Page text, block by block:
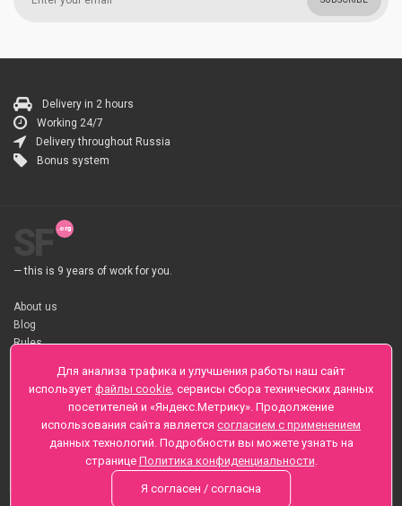
Delivery in 2 hours
Working 24/7
Delivery throughout Russia
Bonus system
— this is 9 years of work for you.
About us
Blog
Rules
About flower Delivery
Payment
Telegramm
Sankt-Peterburg, Zaozernaya 6
+7 (812) 425-01-16
Questions? Call 24 hours
Для анализа трафика и улучшения работы наш сайт
использует файлы cookie, сервисы сбора технических данных
посетителей и «Яндекс.Метрику». Продолжение
использования сайта является согласием с применением
данных технологий. Подробности вы можете узнать на
странице Политика конфиденциальности.
Я согласен / согласна